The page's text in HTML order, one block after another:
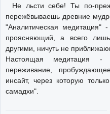
Не льсти себе! Ты по-
пережёвываешь древние
"Аналитическая
проясняющий, а всего
другими, ничуть не
Настоящая медитация
переживание,
инсайт, через которую
самадхи".